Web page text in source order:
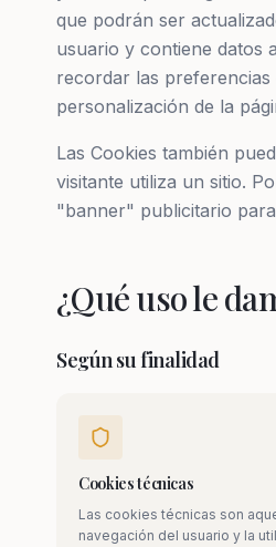
que podrán ser
usuario y contiene datos
recordar las preferencias
personalización de la
Las Cookies también
visitante utiliza un sitio.
"banner" publicitario
¿Qué uso le
Según su finalidad
Cookies técnicas
Las cookies técnicas son
navegación del usuario y la